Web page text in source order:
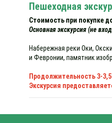
Пешеходная
Стоимость при покупке
Основная экскурсия (не
Набережная реки Оки,
и Февронии, памятник
Продолжительность 3-3,5
Экскурсия